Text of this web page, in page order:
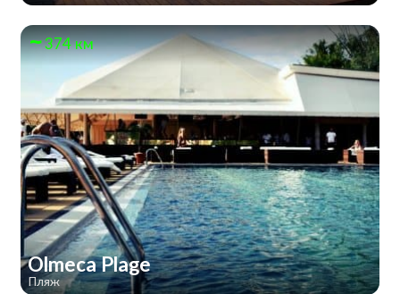
374 км
Olmeca Plage
Пляж